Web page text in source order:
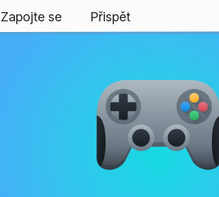
Zapojte se Přispět